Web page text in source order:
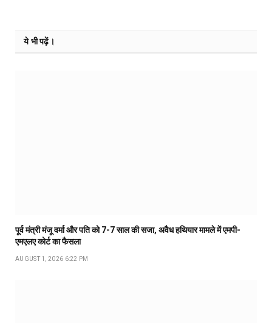
ये भी पढ़ें।
पूर्व मंत्री मंजू वर्मा और पति को 7-7 साल की सजा, अवैध हथियार मामले में एमपी-
एमएलए कोर्ट का फैसला
AUGUST 1, 2026 6:22 PM